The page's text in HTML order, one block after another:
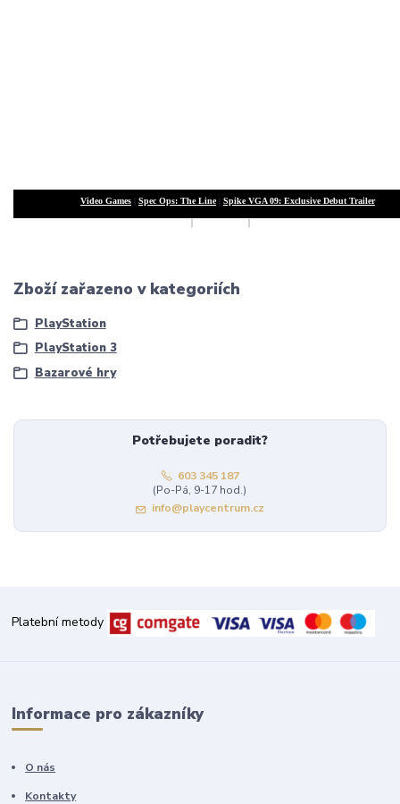
Video Games | Spec Ops: The Line| Spike VGA 09: Exclusive Debut Trailer
| |
Zboží zařazeno v kategoriích
PlayStation
PlayStation 3
Bazarové hry
Potřebujete poradit?
603 345 187
(Po-Pá, 9-17 hod.)
info@playcentrum.cz
Platební metody
Informace pro zákazníky
O nás
Kontakty